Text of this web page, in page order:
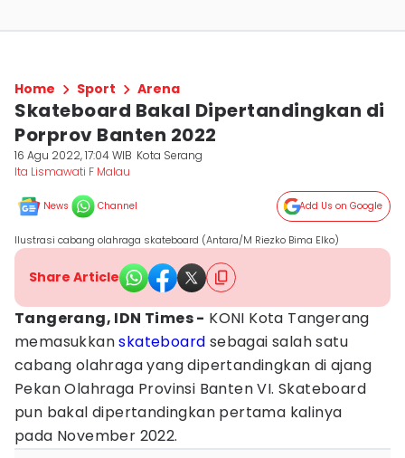
Home Sport Arena
Skateboard Bakal Dipertandingkan di
Porprov Banten 2022
16 Agu 2022, 17:04 WIB Kota Serang
Ita Lismawati F Malau
News Channel Add Us on Google
Ilustrasi cabang olahraga skateboard (Antara/M Riezko Bima Elko)
Share Article
Tangerang, IDN Times - KONI Kota Tangerang
memasukkanskateboard sebagai salah satu
cabang olahraga yang dipertandingkan di ajang
Pekan Olahraga Provinsi Banten VI. Skateboard
pun bakal dipertandingkan pertama kalinya
pada November 2022.